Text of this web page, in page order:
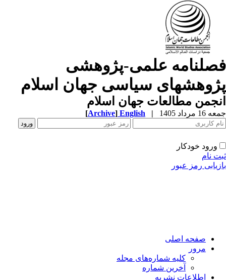
علمی-پژوهشی
سیاسی جهان اسلام
مطالعات جهان اسلام
مرداد 1405 |
English
[Archive]
ورود خودکار
نام
رمز عبور
صفحه اصلی
مرور
کلیه شماره‌های مجله
آخرین شماره
اطلاعات نشریه